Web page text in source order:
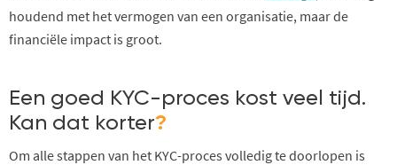
houdend met het vermogen van een organisatie, maar de
financiële impact is groot.
Een goed KYC-proces kost veel tijd.
Kan dat korter?
Om alle stappen van het KYC-proces volledig te doorlopen is